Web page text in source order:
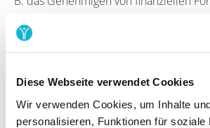
Diese Webseite verwendet Cookies
Wir verwenden Cookies, um Inhalte
personalisieren, Funktionen für soziale
Veranstaltungen.
Finanzielle Verwaltung
Die Finanzen im Verein müssen nicht
verwaltet, sondern sauber
überprüft werden. Der Vorstand ist